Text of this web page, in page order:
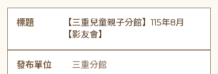
標題
【三重兒童親子分館】115年8月
【影友會】
發布單位 三重分館